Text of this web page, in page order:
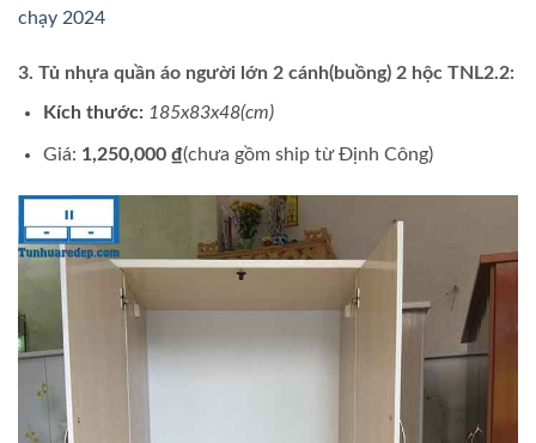
chạy 2024
3. Tủ nhựa quần áo người lớn 2 cánh(buồng) 2 hộc TNL2.2:
Kích thước: 185x83x48(cm)
Giá: 1,250,000 ₫(chưa gồm ship từ Định Công)